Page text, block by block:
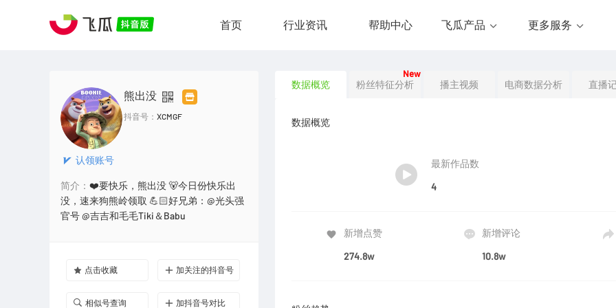
首页 行业资讯 帮助中心 飞瓜产品 更多服务
认领账号
熊出没
抖音号： XCMGF
简介： ❤️要快乐，熊出没 🐻今日份快乐出
没，速来狗熊岭领取 💪🏻好兄弟：@光头强
官号 @吉吉和毛毛Tiki＆Babu
点击收藏 加关注的抖音号
相似号查询 加抖音号对比
数据概览 粉丝特征分析
New
播主视频 电商数据分析 直播
数据概览
最新作品数
4
新增点赞
274.8w
新增评论
10.8w